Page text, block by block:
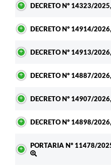
DECRETO Nº 14323/
DECRETO Nº 14914/
DECRETO Nº 14913/
DECRETO Nº 14887/
DECRETO Nº 14907/
DECRETO Nº 14898/
PORTARIA Nº 11478/